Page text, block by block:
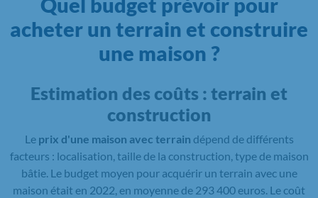
acheter un terrain et construire
une maison ?
Estimation des coûts : terrain et
construction
Le prix d'une maison avec terrain dépend de différents
facteurs : localisation, taille de la construction, type de maison
bâtie. Le budget moyen pour acquérir un terrain avec une
maison était en 2022, en moyenne de 293 400 euros. Le coût